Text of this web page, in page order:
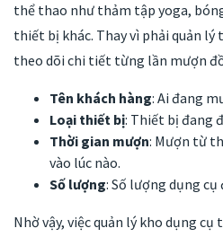
thể thao như thảm tập yoga,
thiết bị khác. Thay vì phải quản
theo dõi chi tiết từng lần mượn
Tên khách hàng: Ai đang
Loại thiết bị: Thiết bị đang
Thời gian mượn: Mượn từ
vào lúc nào.
Số lượng: Số lượng dụng cụ
Nhờ vậy, việc quản lý kho dụng